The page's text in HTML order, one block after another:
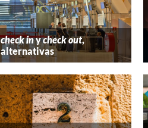
check inycheck out,
alternativas